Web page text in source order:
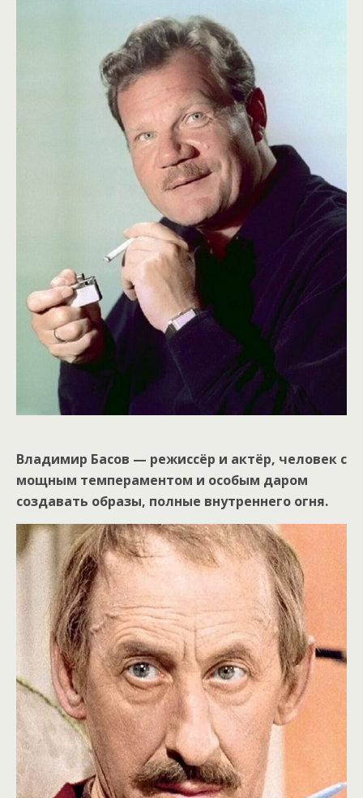
Владимир Басов — режиссёр и актёр, человек с
мощным темпераментом и особым даром
создавать образы, полные внутреннего огня.